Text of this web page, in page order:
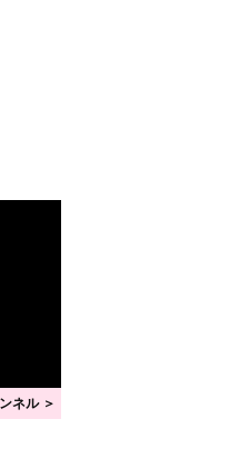
ネル ＞